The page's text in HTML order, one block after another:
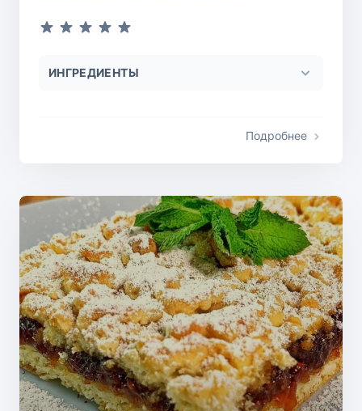
ИНГРЕДИЕНТЫ
Подробнее